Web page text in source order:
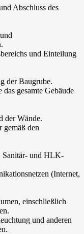
Abschluss des
und Einteilung
der Baugrube.
gesamte Gebäude
der Wände.
gemäß den
Sanitär- und HLK-
(Internet,
einschließlich
und anderen